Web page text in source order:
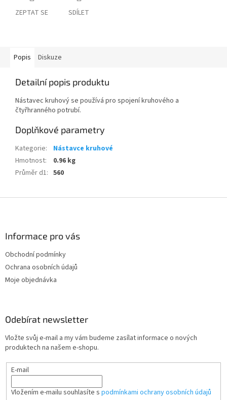
ZEPTAT SE SDÍLET
Popis Diskuze
Detailní popis produktu
Nástavec kruhový se používá pro spojení kruhového a
čtyřhranného potrubí.
Doplňkové parametry
Kategorie:
Nástavce kruhové
Hmotnost:
0.96 kg
Průměr d1: 560
Informace pro vás
Obchodní podmínky
Ochrana osobních údajů
Moje objednávka
Odebírat newsletter
Vložte svůj e-mail a my vám budeme zasílat informace o nových
produktech na našem e-shopu.
E-mail
Vložením e-mailu souhlasíte s podmínkami ochrany osobních údajů